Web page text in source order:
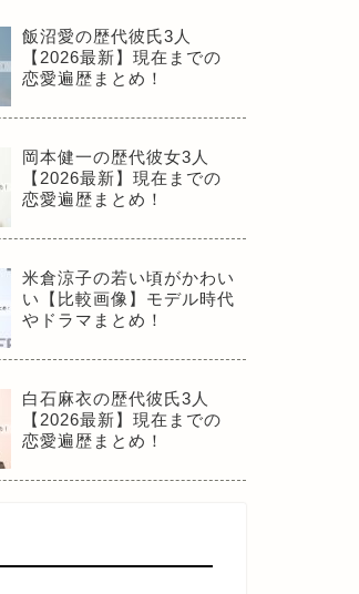
飯沼愛の歴代彼氏3人
【2026最新】現在までの
恋愛遍歴まとめ！
岡本健一の歴代彼女3人
【2026最新】現在までの
恋愛遍歴まとめ！
米倉涼子の若い頃がかわい
い【比較画像】モデル時代
やドラマまとめ！
白石麻衣の歴代彼氏3人
【2026最新】現在までの
恋愛遍歴まとめ！